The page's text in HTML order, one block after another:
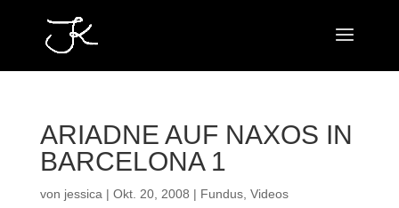
ARIADNE AUF NAXOS IN
BARCELONA 1
von jessica | Okt. 20, 2008 | Fundus, Videos